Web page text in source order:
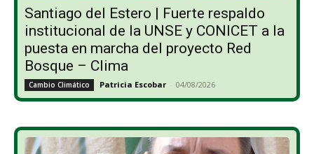
Santiago del Estero | Fuerte respaldo
institucional de la UNSE y CONICET a la
puesta en marcha del proyecto Red
Bosque – Clima
Cambio Climático Patricia Escobar - 04/08/2026